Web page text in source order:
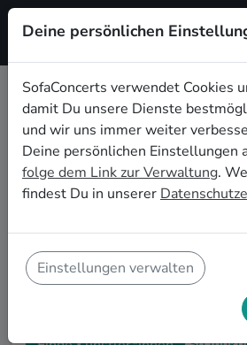
Folk Hochzeitsbands
Kassel
Du bist auf der Suche nach einer
in Kassel für Deinen großen Tag?
Vielzahl an professionellen Folk
Kassel, die euer Fest zu einem
werden lassen. Buche jetzt
Deine persönlichen
SofaConcerts verwendet Cookies
damit Du unsere Dienste
und wir uns immer weiter
Deine persönlichen Einstellungen
folge dem Link zur Verwaltung.
findest Du in unserer
Einstellungen verwalten